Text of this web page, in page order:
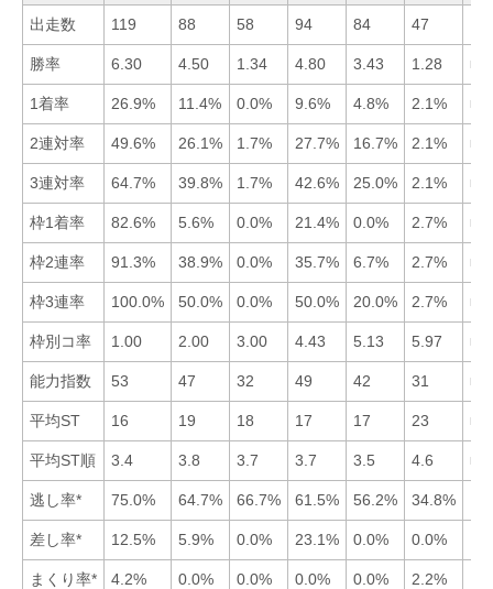
出走数 119 88 58 94 84 47
勝率 6.30 4.50 1.34 4.80 3.43 1.28
1着率 26.9% 11.4% 0.0% 9.6% 4.8% 2.1%
2連対率 49.6% 26.1% 1.7% 27.7% 16.7% 2.1%
3連対率 64.7% 39.8% 1.7% 42.6% 25.0% 2.1%
枠1着率 82.6% 5.6% 0.0% 21.4% 0.0% 2.7%
枠2連率 91.3% 38.9% 0.0% 35.7% 6.7% 2.7%
枠3連率 100.0% 50.0% 0.0% 50.0% 20.0% 2.7%
枠別コ率 1.00 2.00 3.00 4.43 5.13 5.97
能力指数 53 47 32 49 42 31
平均ST 16 19 18 17 17 23
平均ST順 3.4 3.8 3.7 3.7 3.5 4.6
逃し率* 75.0% 64.7% 66.7% 61.5% 56.2% 34.8%
差し率* 12.5% 5.9% 0.0% 23.1% 0.0% 0.0%
まくり率* 4.2% 0.0% 0.0% 0.0% 0.0% 2.2%